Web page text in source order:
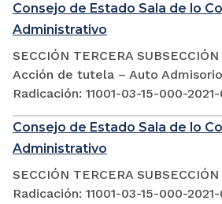
Consejo de Estado Sala de lo
Administrativo
SECCIÓN TERCERA SUBSECCIÓN
Acción de tutela – Auto Admisorio
Radicación: 11001-03-15-000-
Consejo de Estado Sala de lo
Administrativo
SECCIÓN TERCERA SUBSECCIÓN
Radicación: 11001-03-15-000-